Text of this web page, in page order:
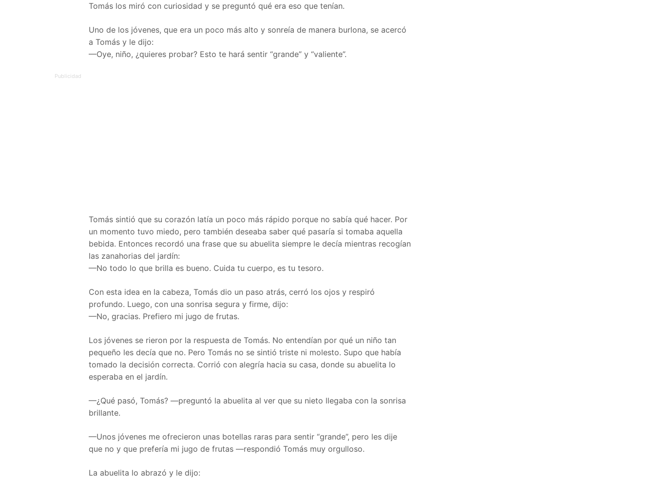
Tomás los miró con curiosidad y se preguntó qué era eso que tenían.
Uno de los jóvenes, que era un poco más alto y sonreía de manera burlona, se acercó
a Tomás y le dijo:
—Oye, niño, ¿quieres probar? Esto te hará sentir “grande” y “valiente”.
Tomás sintió que su corazón latía un poco más rápido porque no sabía qué hacer. Por
un momento tuvo miedo, pero también deseaba saber qué pasaría si tomaba aquella
bebida. Entonces recordó una frase que su abuelita siempre le decía mientras recogían
las zanahorias del jardín:
—No todo lo que brilla es bueno. Cuida tu cuerpo, es tu tesoro.
Con esta idea en la cabeza, Tomás dio un paso atrás, cerró los ojos y respiró
profundo. Luego, con una sonrisa segura y firme, dijo:
—No, gracias. Prefiero mi jugo de frutas.
Los jóvenes se rieron por la respuesta de Tomás. No entendían por qué un niño tan
pequeño les decía que no. Pero Tomás no se sintió triste ni molesto. Supo que había
tomado la decisión correcta. Corrió con alegría hacia su casa, donde su abuelita lo
esperaba en el jardín.
—¿Qué pasó, Tomás? —preguntó la abuelita al ver que su nieto llegaba con la sonrisa
brillante.
—Unos jóvenes me ofrecieron unas botellas raras para sentir “grande”, pero les dije
que no y que prefería mi jugo de frutas —respondió Tomás muy orgulloso.
La abuelita lo abrazó y le dijo: